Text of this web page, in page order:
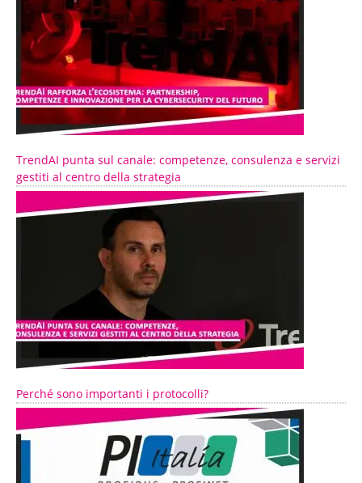
TrendAI punta sul canale: competenze, consulenza e servizi
gestiti al centro della strategia
Perché sono importanti i protocolli?